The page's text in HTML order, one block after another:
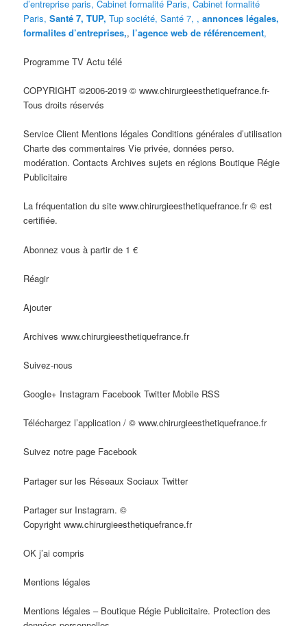
d’entreprise paris,Cabinet formalité Paris,Cabinet formalité
Paris,Santé 7, TUP,Tup société,Santé 7, ,annonces légales,
formalites d’entreprises,,l’agence web de référencement,
Programme TV Actu télé
COPYRIGHT ©2006-2019 © www.chirurgieesthetiquefrance.fr-
Tous droits réservés
Service Client Mentions légales Conditions générales d’utilisation
Charte des commentaires Vie privée, données perso.
modération. Contacts Archives sujets en régions Boutique Régie
Publicitaire
La fréquentation du site www.chirurgieesthetiquefrance.fr © est
certifiée.
Abonnez vous à partir de 1 €
Réagir
Ajouter
Archives www.chirurgieesthetiquefrance.fr
Suivez-nous
Google+ Instagram Facebook Twitter Mobile RSS
Téléchargez l’application / © www.chirurgieesthetiquefrance.fr
Suivez notre page Facebook
Partager sur les Réseaux Sociaux Twitter
Partager sur Instagram. ©
Copyright www.chirurgieesthetiquefrance.fr
OK j’ai compris
Mentions légales
Mentions légales – Boutique Régie Publicitaire. Protection des